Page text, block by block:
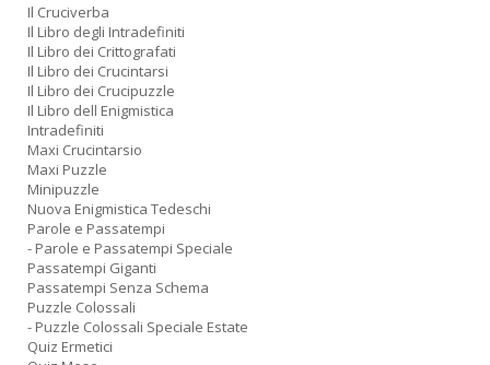
Il Cruciverba
Il Libro degli Intradefiniti
Il Libro dei Crittografati
Il Libro dei Crucintarsi
Il Libro dei Crucipuzzle
Il Libro dell Enigmistica
Intradefiniti
Maxi Crucintarsio
Maxi Puzzle
Minipuzzle
Nuova Enigmistica Tedeschi
Parole e Passatempi
- Parole e Passatempi Speciale
Passatempi Giganti
Passatempi Senza Schema
Puzzle Colossali
- Puzzle Colossali Speciale Estate
Quiz Ermetici